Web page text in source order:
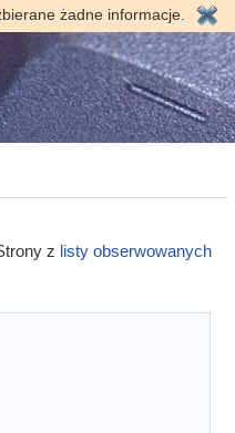
żadne informacje.
z listy obserwowanych